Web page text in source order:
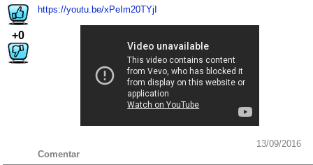
+0
https://youtu.be/xPeIm20TYjI
13/09/2016
Comentar